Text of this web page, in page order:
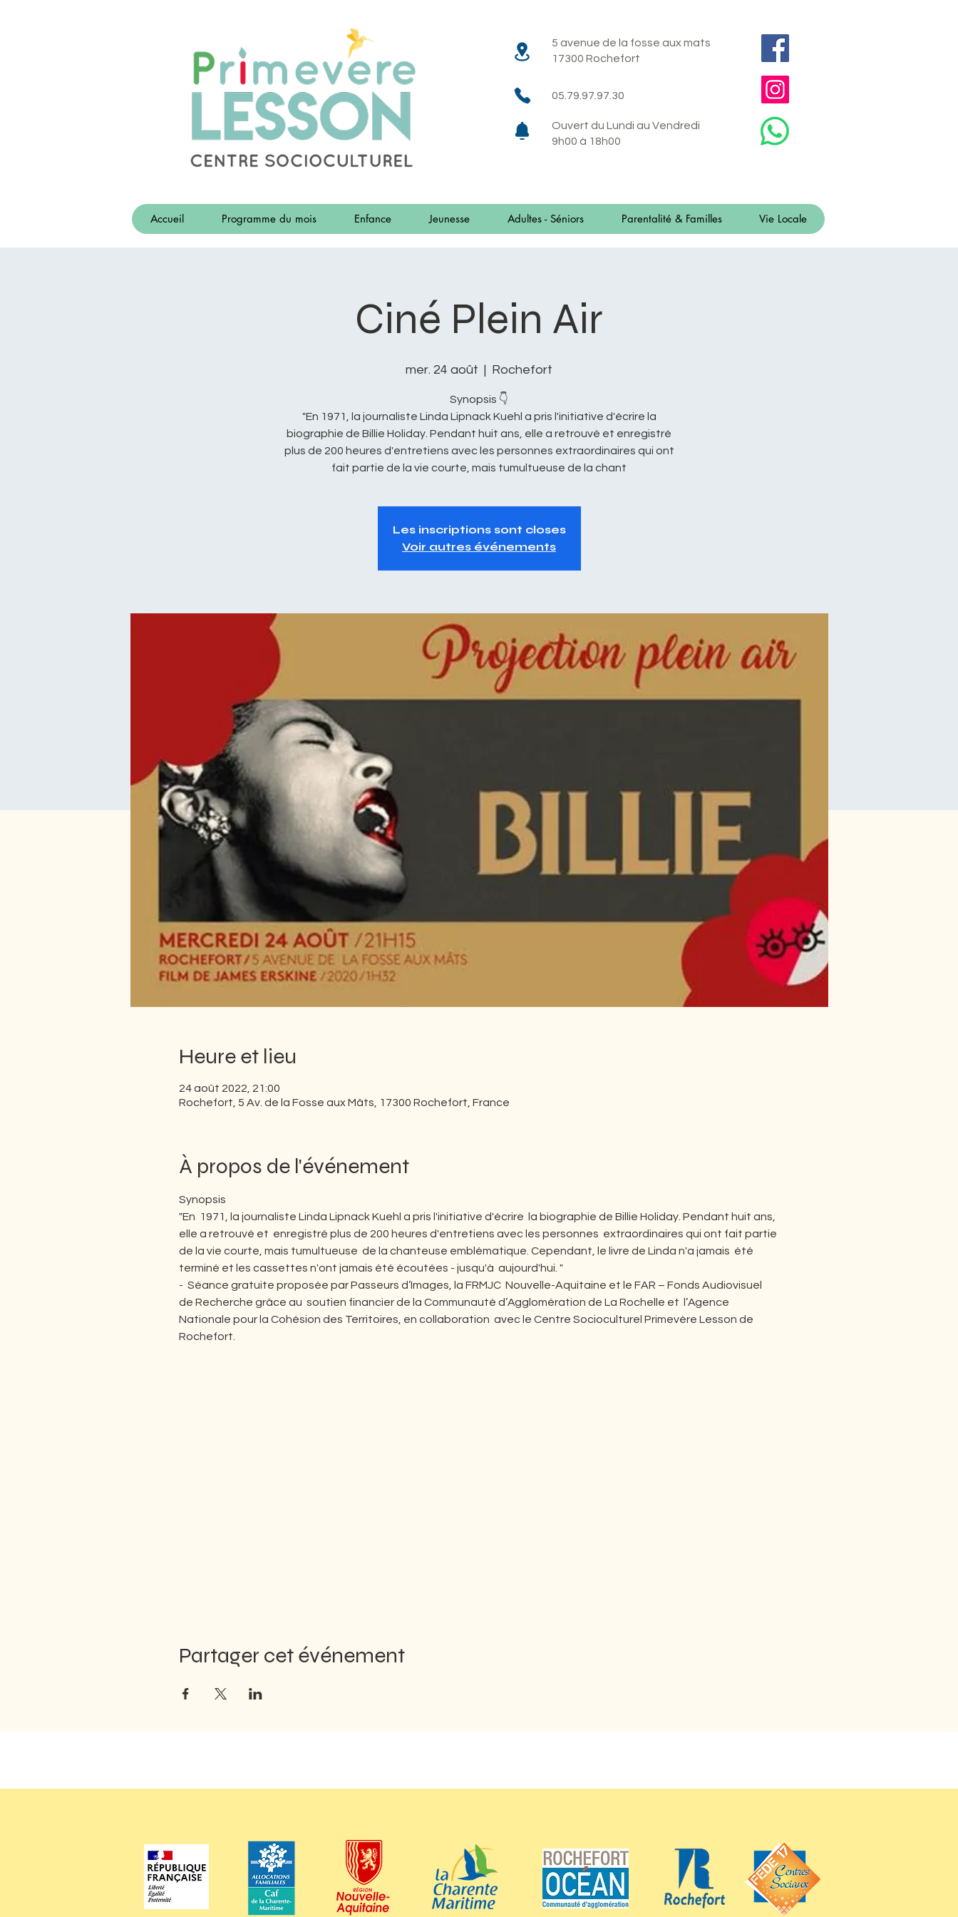
5 avenue de la fosse aux mats
17300 Rochefort
05.79.97.97.30
Ouvert du Lundi au Vendredi
9h00 à 18h00
Accueil Programme du mois Enfance Jeunesse Adultes - Séniors Parentalité & Familles Vie Locale
Ciné Plein Air
mer. 24 août
  |
Rochefort
Synopsis 👇
"En 1971, la journaliste Linda Lipnack Kuehl a pris l'initiative d'écrire la
biographie de Billie Holiday. Pendant huit ans, elle a retrouvé et enregistré
plus de 200 heures d'entretiens avec les personnes extraordinaires qui ont
fait partie de la vie courte, mais tumultueuse de la chant
Les inscriptions sont closes
Voir autres événements
Heure et lieu
24 août 2022, 21:00
Rochefort, 5 Av. de la Fosse aux Mâts, 17300 Rochefort, France
À propos de l'événement
Synopsis
"En  1971, la journaliste Linda Lipnack Kuehl a pris l'initiative d'écrire  la biographie de Billie Holiday. Pendant huit ans,
elle a retrouvé et  enregistré plus de 200 heures d'entretiens avec les personnes  extraordinaires qui ont fait partie
de la vie courte, mais tumultueuse  de la chanteuse emblématique. Cependant, le livre de Linda n'a jamais  été
terminé et les cassettes n'ont jamais été écoutées - jusqu'à  aujourd'hui. "
-  Séance gratuite proposée par Passeurs d’Images, la FRMJC  Nouvelle-Aquitaine et le FAR – Fonds Audiovisuel
de Recherche grâce au  soutien financier de la Communauté d’Agglomération de La Rochelle et  l’Agence
Nationale pour la Cohésion des Territoires, en collaboration  avec le Centre Socioculturel Primevère Lesson de
Rochefort.
Partager cet événement